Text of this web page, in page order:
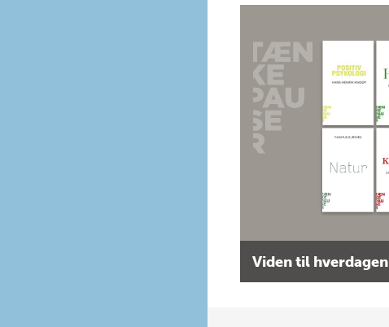
Viden til hverdagen